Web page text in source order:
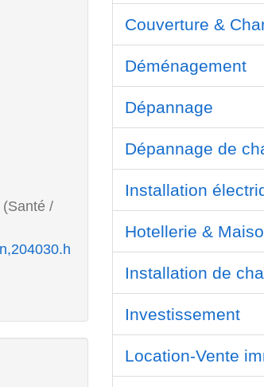
/
Couverture &
Déménagement
Dépannage
Dépannage de
Installation
Hotellerie &
Installation de
Investissement
Location-Vente